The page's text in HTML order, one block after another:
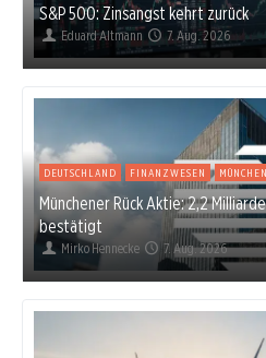
S&P 500: Zinsangst kehrt zurück
Eduard Altmann 7. Aug. 2026
DEUTSCHLAND FINANZWESEN
Münchener Rück Aktie: 2,2
bestätigt
Mirko Hennecke 7. Aug. 2026